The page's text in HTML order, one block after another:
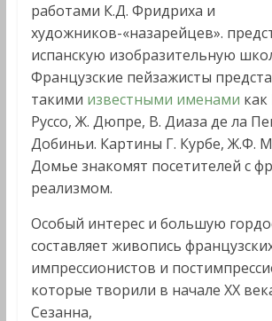
работами К.Д. Фридриха и
художников-«назарейцев».
испанскую изобразительную
Французские пейзажисты
такими известными именами
Руссо, Ж. Дюпре, В. Диаза де ла
Добиньи. Картины Г. Курбе, Ж.Ф.
Домье знакомят посетителей с
реализмом.
Особый интерес и большую
составляет живопись
импрессионистов и
которые творили в начале XX
Сезанна,